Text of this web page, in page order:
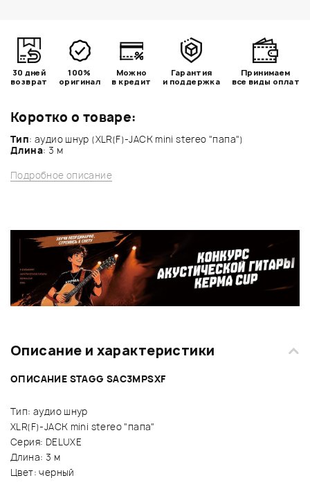
Коротко о товаре:
Тип: аудио шнур (XLR(F)-JACK mini stereo "папа")
Длина: 3 м
Подробное описание
30 дней
возврат
100%
оригинал
Можно
в кредит
Гарантия
и поддержка
Принимаем
все виды оплат
Описание и характеристики
ОПИСАНИЕ STAGG SAC3MPSXF
Тип: аудио шнур
XLR(F)-JACK mini stereo "папа"
Серия: DELUXE
Длина: 3 м
Цвет: черный